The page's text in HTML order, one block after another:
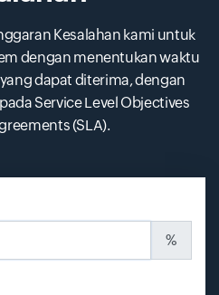
Kesalahan kami untuk
dengan menentukan waktu
dapat diterima, dengan
Service Level Objectives
(SLA).
%